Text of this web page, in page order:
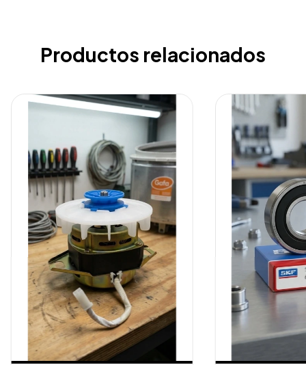
Productos relacionados